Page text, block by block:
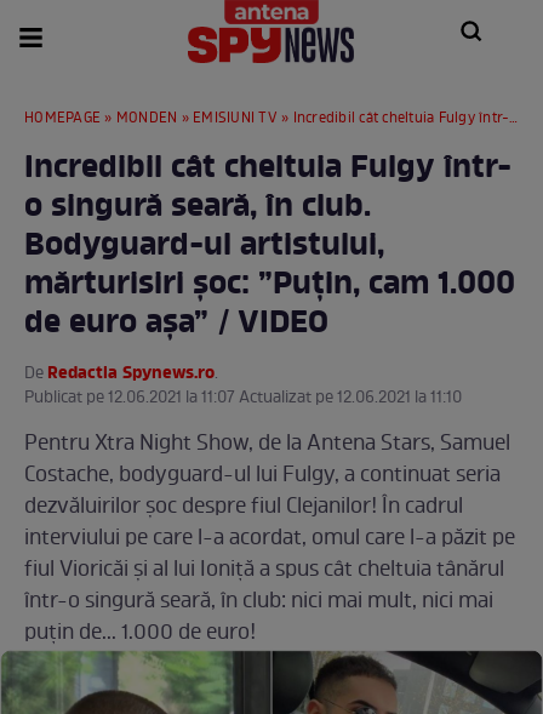
HOMEPAGE » MONDEN » EMISIUNI TV » Incredibil cât cheltuia Fulgy într-o singură seară, în club. Bodyguard-ul artistului, mărturisiri șoc: ”Puțin, cam 1.000 de euro așa” / VIDEO
Incredibil cât cheltuia Fulgy într-
o singură seară, în club.
Bodyguard-ul artistului,
mărturisiri șoc: ”Puțin, cam 1.000
de euro așa” / VIDEO
DeRedactia Spynews.ro.
Publicat pe 12.06.2021 la 11:07 Actualizat pe 12.06.2021 la 11:10
Pentru Xtra Night Show, de la Antena Stars, Samuel
Costache, bodyguard-ul lui Fulgy, a continuat seria
dezvăluirilor șoc despre fiul Clejanilor! În cadrul
interviului pe care l-a acordat, omul care l-a păzit pe
fiul Vioricăi și al lui Ioniță a spus cât cheltuia tânărul
într-o singură seară, în club: nici mai mult, nici mai
puțin de... 1.000 de euro!